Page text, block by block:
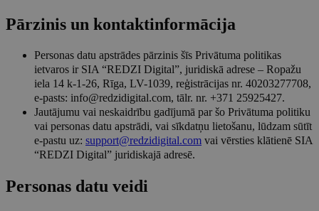
Pārzinis un kontaktinformācija
Personas datu apstrādes pārzinis šīs Privātuma politikas
ietvaros ir SIA “REDZI Digital”, juridiskā adrese – Ropažu
iela 14 k-1-26, Rīga, LV-1039, reģistrācijas nr. 40203277708,
e-pasts: info@redzidigital.com, tālr. nr. +371 25925427.
Jautājumu vai neskaidrību gadījumā par šo Privātuma politiku
vai personas datu apstrādi, vai sīkdatņu lietošanu, lūdzam sūtīt
e-pastu uz: support@redzidigital.com vai vērsties klātienē SIA
“REDZI Digital” juridiskajā adresē.
Personas datu veidi